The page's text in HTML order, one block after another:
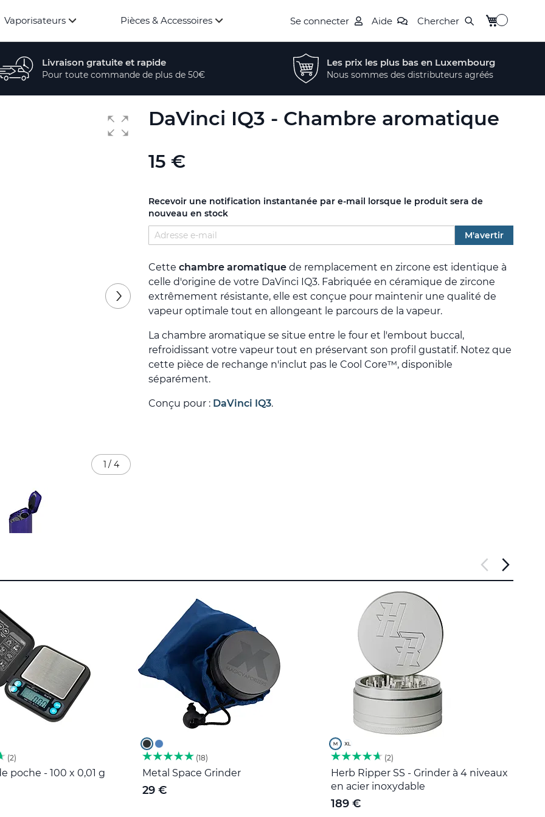
Vaporisateurs Pièces & Accessoires Se connecter Aide Chercher Mon panier
Livraison gratuite et rapide
Pour toute commande de plus de 50€
Les prix les plus bas en Luxembourg
Nous sommes des distributeurs agréés
DaVinci IQ3 - Chambre aromatique
15 €
Recevoir une notification instantanée par e-mail lorsque le produit sera de
nouveau en stock
M'avertir
Cette chambre aromatique de remplacement en zircone est identique à
celle d'origine de votre DaVinci IQ3. Fabriquée en céramique de zircone
extrêmement résistante, elle est conçue pour maintenir une qualité de
vapeur optimale tout en allongeant le parcours de la vapeur.
La chambre aromatique se situe entre le four et l'embout buccal,
refroidissant votre vapeur tout en préservant son profil gustatif. Notez que
cette pièce de rechange n'inclut pas le Cool Core™, disponible
séparément.
Conçu pour : DaVinci IQ3.
1 / 4
2
poche - 100 x 0,01 g
18
Metal Space Grinder
29 €
2
Herb Ripper SS - Grinder à 4 niveaux
en acier inoxydable
189 €